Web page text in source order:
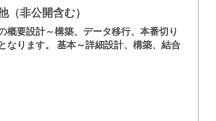
非公開含む）
概要設計～構築、データ移行、本番切り
なります。 基本～詳細設計、構築、結合